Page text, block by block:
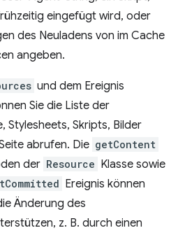
eingefügt wird, oder
des Neuladens von im Cache
angeben.
und dem Ereignis
Sie die Liste der
Stylesheets, Skripts, Bilder
abrufen. Die getContent
der Resource Klasse sowie
Ereignis können
Änderung des
z. B. durch einen